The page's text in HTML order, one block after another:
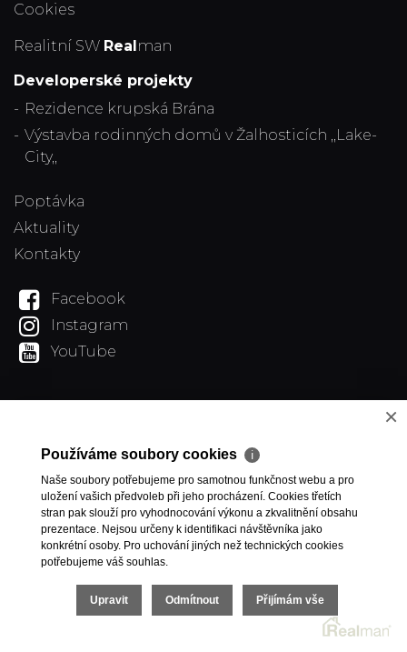
Cookies
Realitní SW Real man
Developerské projekty
Rezidence krupská Brána
Výstavba rodinných domů v Žalhosticích ,,Lake-
City,,
Poptávka
Aktuality
Kontakty
Facebook
Instagram
YouTube
×
Používáme soubory cookies ℹ
Naše soubory potřebujeme pro samotnou funkčnost webu a pro
uložení vašich předvoleb při jeho procházení. Cookies třetích
stran pak slouží pro vyhodnocování výkonu a zkvalitnění obsahu
prezentace. Nejsou určeny k identifikaci návštěvníka jako
konkrétní osoby. Pro uchování jiných než technických cookies
potřebujeme váš souhlas.
Upravit Odmítnout Přijímám vše